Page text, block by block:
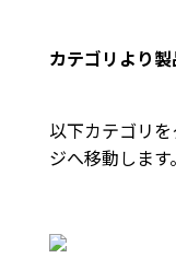
カテゴリより
以下カテゴリ
ジへ移動します。